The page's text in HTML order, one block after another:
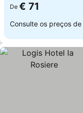
De € 71
Consulte os preços de